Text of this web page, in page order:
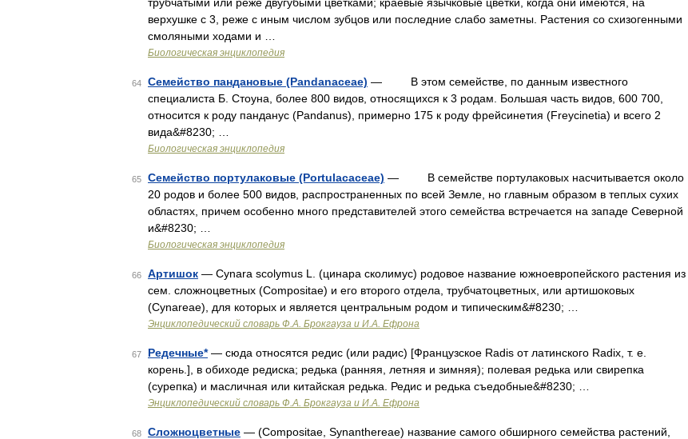
верхушке с 3, реже с иным числом зубцов или последние слабо заметны. Растения со схизогенными
смоляными ходами и …
Биологическая энциклопедия
64 Семейство пандановые (Pandanaceae) — В этом семействе, по данным известного
специалиста Б. Стоуна, более 800 видов, относящихся к 3 родам. Большая часть видов, 600 700,
относится к роду панданус (Pandanus), примерно 175 к роду фрейсинетия (Freycinetiа) и всего 2
вида&#8230; …
Биологическая энциклопедия
65 Семейство портулаковые (Portulacaceae) — В семействе портулаковых насчитывается около
20 родов и более 500 видов, распространенных по всей Земле, но главным образом в теплых сухих
областях, причем особенно много представителей этого семейства встречается на западе Северной
и&#8230; …
Биологическая энциклопедия
66 Артишок — Cynara scolymus L. (цинара сколимус) родовое название южноевропейского растения из
сем. сложноцветных (Compositae) и его второго отдела, трубчатоцветных, или артишоковых
(Cynareae), для которых и является центральным родом и типическим&#8230; …
Энциклопедический словарь Ф.А. Брокгауза и И.А. Ефрона
67 Редечные*— сюда относятся редис (или радис) [Французское Radis от латинского Radix, т. е.
корень.], в обиходе редиска; редька (ранняя, летняя и зимняя); полевая редька или свирепка
(сурепка) и масличная или китайская редька. Редис и редька съедобные&#8230; …
Энциклопедический словарь Ф.А. Брокгауза и И.А. Ефрона
68 Сложноцветные — (Compositae, Synanthereae) название самого обширного семейства растений,